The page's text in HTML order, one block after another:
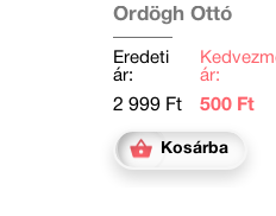
Ördögh Ottó
Eredeti
ár:
2 999 Ft
ár:
500 Ft
Kosárba